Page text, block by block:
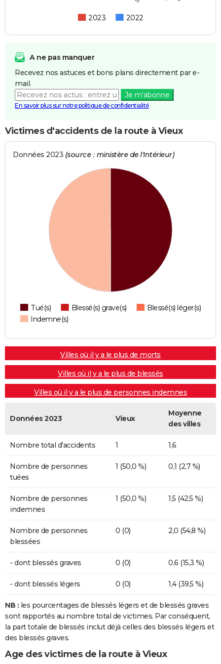
2023 2022
A ne pas manquer
Recevez nos astuces et bons plans directement par e-
mail.
Je m'abonne
En savoir plus sur notre politique de confidentialité
Victimes d'accidents de la route à Vieux
Données 2023 (source : ministère de l'Intérieur)
Tué(s) Blessé(s) grave(s)
Blessé(s) léger(s)
Indemne(s)
Villes où il y a le plus de morts
Villes où il y a le plus de blessés
Villes où il y a le plus de personnes indemnes
Données 2023 Vieux
Moyenne
des villes
Nombre total d'accidents 1 1,6
Nombre de personnes
tuées
1 (50,0 %) 0,1 (2,7 %)
Nombre de personnes
indemnes
1 (50,0 %) 1,5 (42,5 %)
Nombre de personnes
blessées
0 (0) 2,0 (54,8 %)
- dont blessés graves 0 (0) 0,6 (15,3 %)
- dont blessés légers 0 (0) 1,4 (39,5 %)
NB : les pourcentages de blessés légers et de blessés graves
sont rapportés au nombre total de victimes. Par conséquent,
la part totale de blessés inclut déjà celles des blessés légers et
des blessés graves.
Age des victimes de la route à Vieux